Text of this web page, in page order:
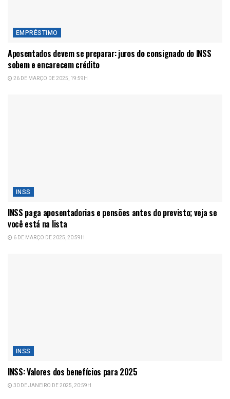
EMPRÉSTIMO
Aposentados devem se preparar: juros do consignado do INSS
sobem e encarecem crédito
26 DE MARÇO DE 2025, 19:59H
INSS
INSS paga aposentadorias e pensões antes do previsto; veja se
você está na lista
6 DE MARÇO DE 2025, 20:59H
INSS
INSS: Valores dos benefícios para 2025
30 DE JANEIRO DE 2025, 20:59H